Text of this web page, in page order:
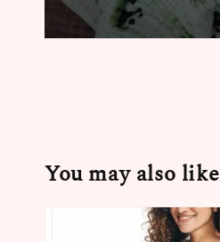
You may also like